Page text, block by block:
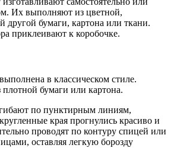
Их выполняют из цветной,
другой бумаги, картона или ткани.
приклеивают к коробочке.
в классическом стиле.
бумаги или картона.
по пунктирным линиям,
края прогнулись красиво и
проводят по контуру спицей или
оставляя легкую борозду